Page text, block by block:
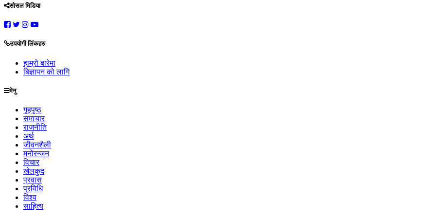
सोसल मिडिया
उपयोगी लिंकहरु
हाम्रो बारेमा
बिज्ञापन को लागि
मेनु
गृहपृष्ठ
समाचार
राजनीति
अर्थ
जीवनशैली
मनोरन्जन
विचार
खेलकुद
प्रवास
प्रविधि
विश्व
साहित्य